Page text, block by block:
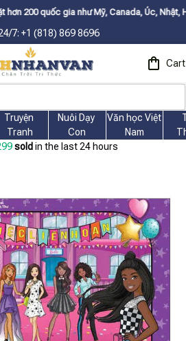
Mỹ, Canada, Úc, Nhật, Hàn, và các nước
7: +1 (818) 869 8696
Cart
Truyện
Tranh
Nuôi Dạy
Con
Văn học Việt
Nam
sold in the last 24 hours